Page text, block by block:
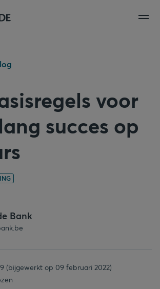
voor
succes op
Bank
(bijgewerkt op 09 februari 2022)